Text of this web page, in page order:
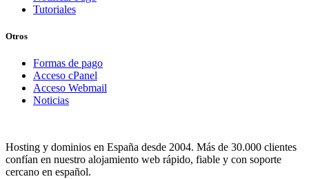
Tutoriales
Otros
Formas de pago
Acceso cPanel
Acceso Webmail
Noticias
Hosting y dominios en España desde 2004. Más de 30.000 clientes
confían en nuestro alojamiento web rápido, fiable y con soporte
cercano en español.